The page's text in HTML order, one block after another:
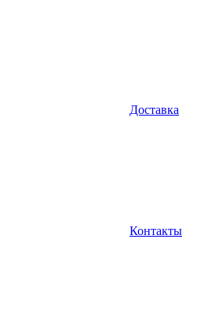
Доставка
Контакты